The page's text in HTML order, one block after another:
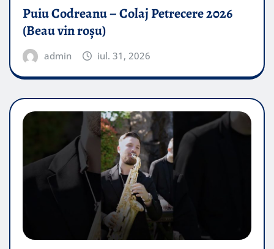
Puiu Codreanu – Colaj Petrecere 2026
(Beau vin roșu)
admin iul. 31, 2026